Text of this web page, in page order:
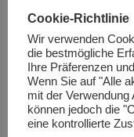
Januar 2017
Dezember 2016
November 2016
Oktober 2016
September 2016
Cookie-Richtlinie
Wir verwenden
die bestmögliche
Ihre Präferenzen
Wenn Sie auf "Alle
mit der
können jedoch die
eine kontrollierte